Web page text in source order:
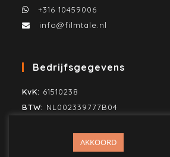
+316 10459006
info@filmtale.nl
Bedrijfsgegevens
KvK: 61510238
BTW: NL002339777B04
NL80KNAB0259860883
T.n.v. Mike Jonker Media
AKKOORD